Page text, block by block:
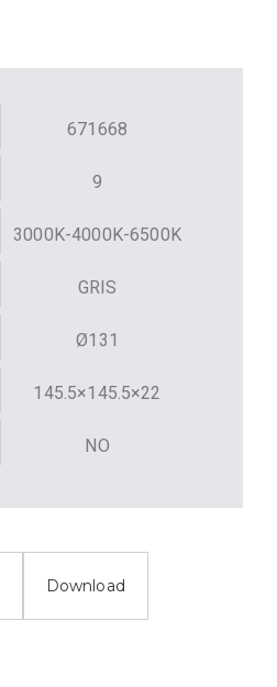
671668
9
3000K-4000K-6500K
GRIS
Ø131
145.5×145.5×22
NO
Download